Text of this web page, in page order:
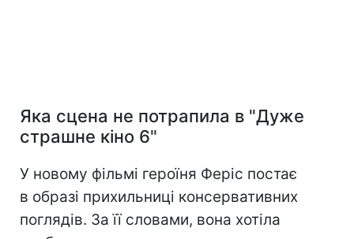
Яка сцена не потрапила в "Дуже
страшне кіно 6"
У новому фільмі героїня Феріс постає
в образі прихильниці консервативних
поглядів. За її словами, вона хотіла